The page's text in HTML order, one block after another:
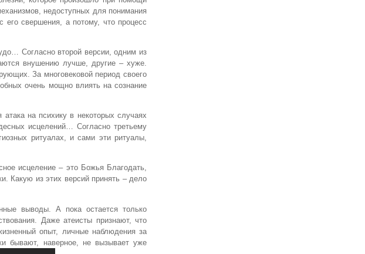
недоступных для понимания
его свершения, а потому, что процесс
Согласно второй версии, одним из
внушению лучше, другие – хуже.
За многовековой период своего
очень мощно влиять на сознание
на психику в некоторых случаях
исцелений… Согласно третьему
ритуалах, и сами эти ритуалы,
исцеление – это Божья Благодать,
Какую из этих версий принять – дело
выводы. А пока остается только
Даже атеисты признают, что
опыт, личные наблюдения за
бывают, наверное, не вызывает уже